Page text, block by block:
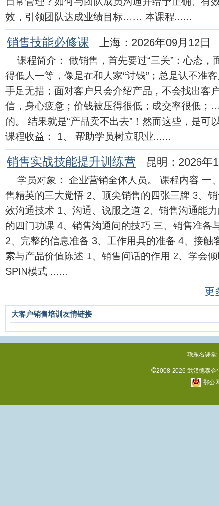
效，引领团队达成业绩目标…… 本课程......
销售技能必修课 上海：2026年09月12日
课程简介： 做销售，首先要过“三关”：心态，
得低人一等，像是在和人家“讨钱”；总是认不准
手足无措；面对客户只会介绍产品，不会找出客
信，身心疲惫；价钱被压得很低；成交率很低
的。 结果就是“产品卖不出去”！然而这些，是可
课程收益： 1、 帮助学员树立职业......
销售实战技能提升训练营 昆明：2026年
学员对象： 企业营销全体人员。 课程内容 一
售精英的三大觉悟 2、顶尖销售的四张王牌 3、
效沟通技术 1、沟通、说服之道 2、销售沟通能
的四门功课 4、销售沟通问的技巧 三、销售准备
2、完整的信息准备 3、工作用具的准备 4、接触
索与产品价值陈述 1、销售问话的作用 2、学会
SPIN模式 ......
更
大客户销售培训友情链接
联系名课堂
©2008-2026 武汉德泰企
鄂公